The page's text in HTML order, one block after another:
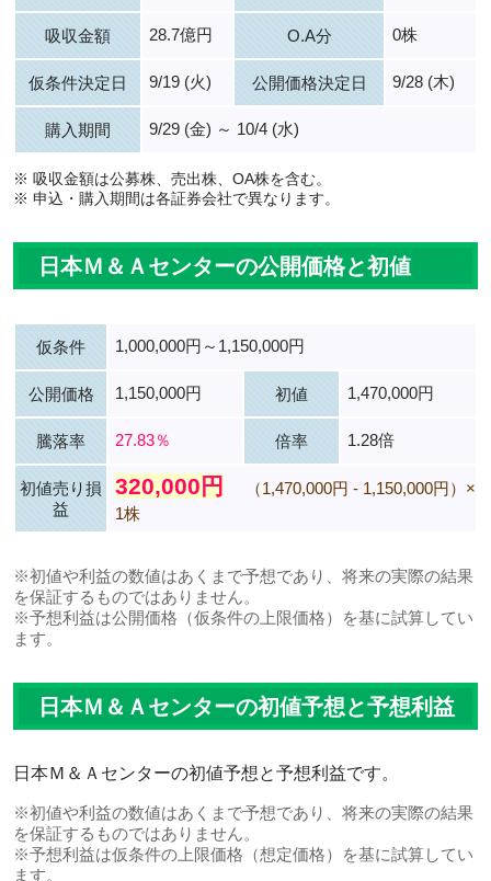
吸収金額 28.7億円 O.A分 0株
仮条件決定日 9/19 (火) 公開価格決定日 9/28 (木)
購入期間 9/29 (金) ～ 10/4 (水)
※ 吸収金額は公募株、売出株、OA株を含む。
※ 申込・購入期間は各証券会社で異なります。
日本Ｍ＆Ａセンターの公開価格と初値
仮条件 1,000,000円～1,150,000円
公開価格 1,150,000円 初値 1,470,000円
騰落率 27.83％ 倍率 1.28倍
初値売り損
益
320,000円
（1,470,000円 - 1,150,000円）×
1株
※初値や利益の数値はあくまで予想であり、将来の実際の結果
を保証するものではありません。
※予想利益は公開価格（仮条件の上限価格）を基に試算してい
ます。
日本Ｍ＆Ａセンターの初値予想と予想利益
日本Ｍ＆Ａセンターの初値予想と予想利益です。
※初値や利益の数値はあくまで予想であり、将来の実際の結果
を保証するものではありません。
※予想利益は仮条件の上限価格（想定価格）を基に試算してい
ます。